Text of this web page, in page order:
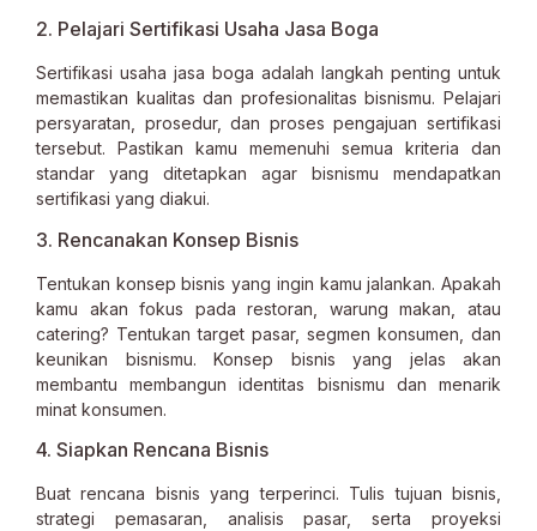
2. Pelajari Sertifikasi Usaha Jasa Boga
Sertifikasi usaha jasa boga adalah langkah penting untuk
memastikan kualitas dan profesionalitas bisnismu. Pelajari
persyaratan, prosedur, dan proses pengajuan sertifikasi
tersebut. Pastikan kamu memenuhi semua kriteria dan
standar yang ditetapkan agar bisnismu mendapatkan
sertifikasi yang diakui.
3. Rencanakan Konsep Bisnis
Tentukan konsep bisnis yang ingin kamu jalankan. Apakah
kamu akan fokus pada restoran, warung makan, atau
catering? Tentukan target pasar, segmen konsumen, dan
keunikan bisnismu. Konsep bisnis yang jelas akan
membantu membangun identitas bisnismu dan menarik
minat konsumen.
4. Siapkan Rencana Bisnis
Buat rencana bisnis yang terperinci. Tulis tujuan bisnis,
strategi pemasaran, analisis pasar, serta proyeksi